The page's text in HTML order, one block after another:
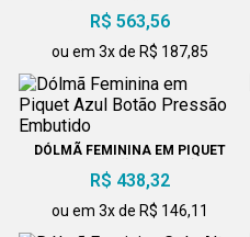
R$ 563,56
ou em 3x de R$ 187,85
DÓLMÃ FEMININA EM PIQUET
EMBUTIDO
R$ 438,32
ou em 3x de R$ 146,11